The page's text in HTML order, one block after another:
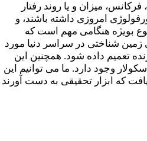
میزان و یا روند رفتار
امروزی داشته باشند، و
بویژه هنگامی مهم است که
زمین شناختی در سراسر دنیا مورد
تعمیم داده شود. همچنین این
وجود دارد. ما می توانیم این
که ابزار تحقیقی به دست آورند